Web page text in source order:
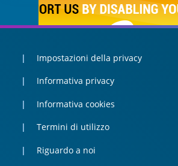
Impostazioni della privacy
Informativa privacy
Informativa cookies
Termini di utilizzo
Riguardo a noi